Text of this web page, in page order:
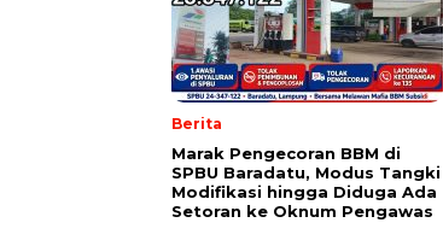
Berita
Marak Pengecoran BBM di
SPBU Baradatu, Modus Tangki
Modifikasi hingga Diduga Ada
Setoran ke Oknum Pengawas